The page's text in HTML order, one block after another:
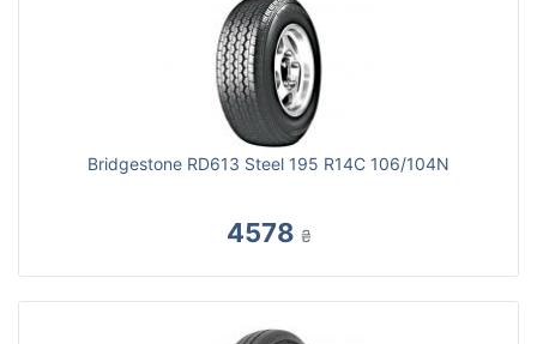
Bridgestone RD613 Steel 195 R14C 106/104N
4578 ₴